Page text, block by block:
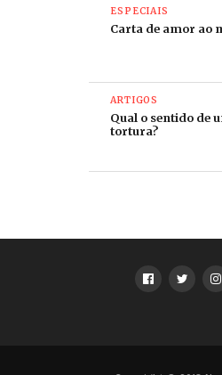
ESPECIAIS
Carta de amor ao
ARTIGOS
Qual o sentido de
tortura?